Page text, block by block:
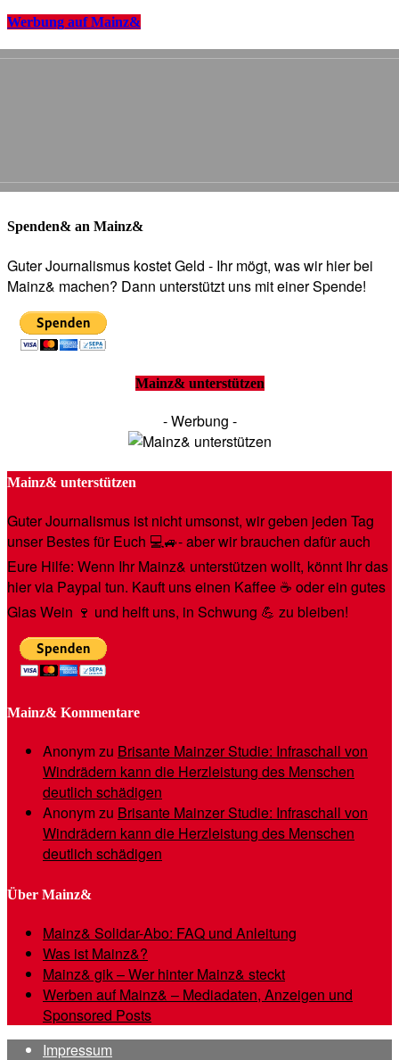
Werbung auf Mainz&
Spenden& an Mainz&
Guter Journalismus kostet Geld - Ihr mögt, was wir hier bei
Mainz& machen? Dann unterstützt uns mit einer Spende!
Mainz& unterstützen
- Werbung -
Mainz& unterstützen
Guter Journalismus ist nicht umsonst, wir geben jeden Tag
unser Bestes für Euch 💻🚙- aber wir brauchen dafür auch
Eure Hilfe: Wenn Ihr Mainz& unterstützen wollt, könnt Ihr das
hier via Paypal tun. Kauft uns einen Kaffee ☕️ oder ein gutes
Glas Wein 🍷 und helft uns, in Schwung 💪 zu bleiben!
Mainz& Kommentare
Anonymzu Brisante Mainzer Studie: Infraschall von
Windrädern kann die Herzleistung des Menschen
deutlich schädigen
Anonymzu Brisante Mainzer Studie: Infraschall von
Windrädern kann die Herzleistung des Menschen
deutlich schädigen
Über Mainz&
Mainz& Solidar-Abo: FAQ und Anleitung
Was ist Mainz&?
Mainz& gik – Wer hinter Mainz& steckt
Werben auf Mainz& – Mediadaten, Anzeigen und
Sponsored Posts
Impressum